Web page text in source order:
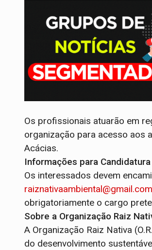
Os profissionais atuarão em
organização para acesso aos
Acácias.
Informações para Candidatura
Os interessados devem
raiznativaambiental@gmail.com
obrigatoriamente o cargo
Sobre a Organização Raiz
A Organização Raiz Nativa
do desenvolvimento